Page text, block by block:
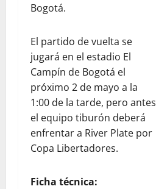
Bogotá.
El partido de vuelta se
jugará en el estadio El
Campín de Bogotá el
próximo 2 de mayo a la
1:00 de la tarde, pero antes
el equipo tiburón deberá
enfrentar a River Plate por
Copa Libertadores.
Ficha técnica: